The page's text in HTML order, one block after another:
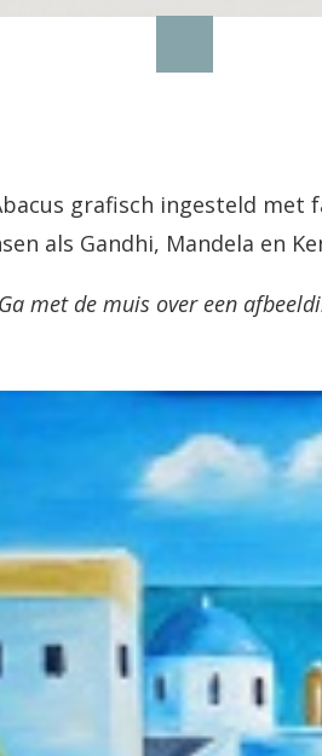
grafisch ingesteld met
als Gandhi, Mandela en
met de muis over een